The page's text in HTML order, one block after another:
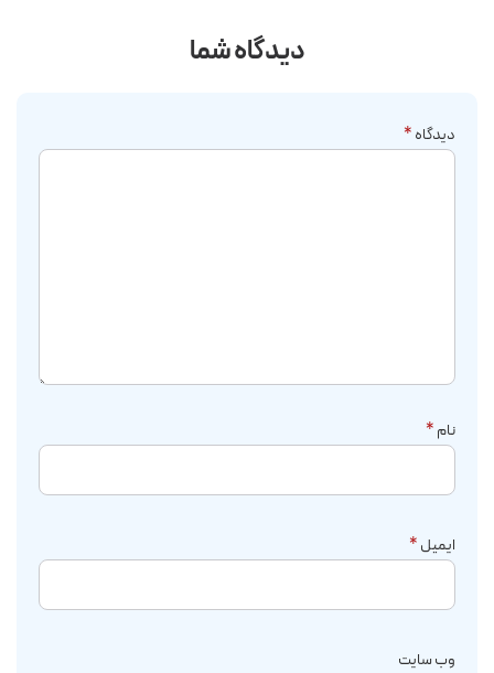
دیدگاه شما
دیدگاه*
نام*
ایمیل*
وب‌ سایت